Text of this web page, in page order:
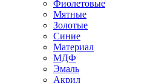
Фиолетовые
Мятные
Золотые
Синие
Материал
МДФ
Эмаль
Акрил